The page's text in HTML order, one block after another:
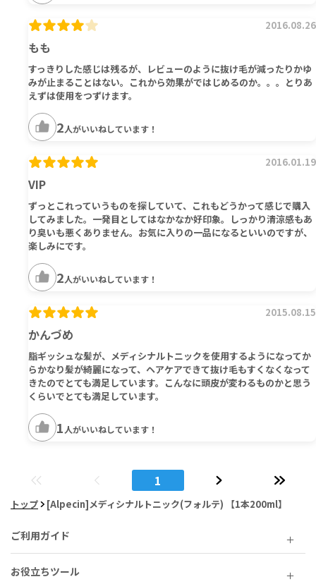
もも
2016.08.26
すっきりした感じは残るが、レビューのように抜け毛が減ったりかゆ
みが止まることはない。これから効果がではじめるのか。。。とりあ
えずは使用をつずけます。
2人がいいねしています！
VIP
2016.01.19
ずっとこれっていうものを探していて、これもどうかって感じで購入
してみました。一発目としてはなかなか好印象。しっかり清涼感もあ
り臭いも悪くありません。お気に入りの一品になるといいのですが、
楽しみにです。
2人がいいねしています！
かんづめ
2015.08.15
脂ギッシュな髪が、メディシナルトニックを使用するようになってか
らかなり髪が綺麗になって、ヘアケアできて抜け毛もすくなくなって
きたのでとても満足しています。こんなに頭皮が変わるものかと思う
くらいでとても満足しています。
1 人がいいねしています！
1
トップ [Alpecin]メディシナルトニック(フォルテ) 【1本200ml】
ご利用ガイド
お役立ちツール